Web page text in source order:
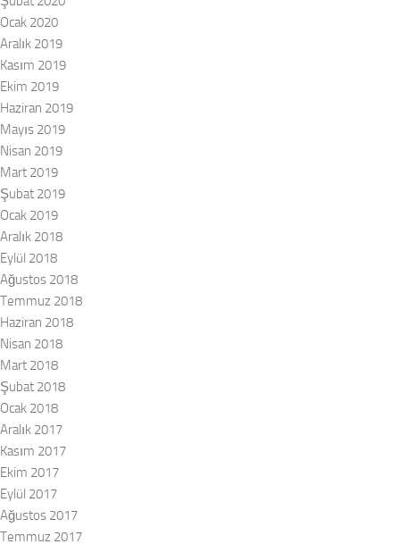
Ocak 2020
Aralık 2019
Kasım 2019
Ekim 2019
Haziran 2019
Mayıs 2019
Nisan 2019
Mart 2019
Şubat 2019
Ocak 2019
Aralık 2018
Eylül 2018
Ağustos 2018
Temmuz 2018
Haziran 2018
Nisan 2018
Mart 2018
Şubat 2018
Ocak 2018
Aralık 2017
Kasım 2017
Ekim 2017
Eylül 2017
Ağustos 2017
Temmuz 2017